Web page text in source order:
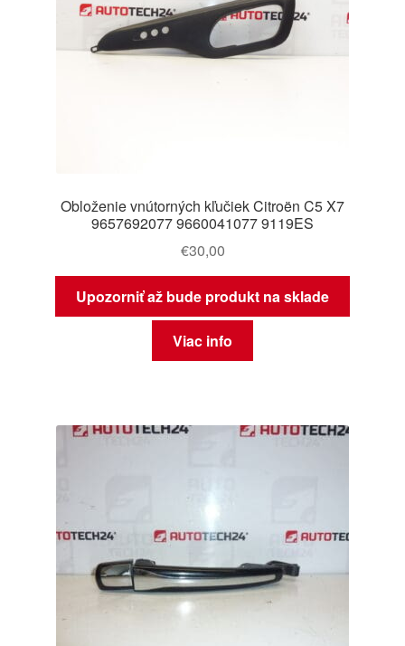
Obloženie vnútorných kľučiek Citroën C5 X7
9657692077 9660041077 9119ES
€30,00
Upozorniť až bude produkt na sklade
Viac info